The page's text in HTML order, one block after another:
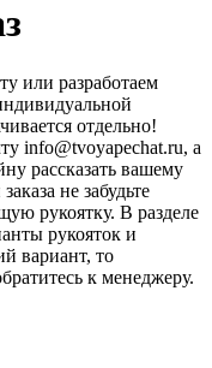
или разработаем
отдельно!
info@tvoyapechat.ru, а
рассказать вашему
не забудьте
рукоятку. В разделе
рукояток и
вариант, то
к менеджеру.